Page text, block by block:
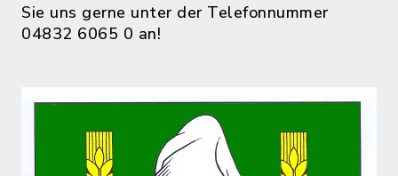
Sie uns gerne unter der Telefonnummer
04832 6065 0 an!